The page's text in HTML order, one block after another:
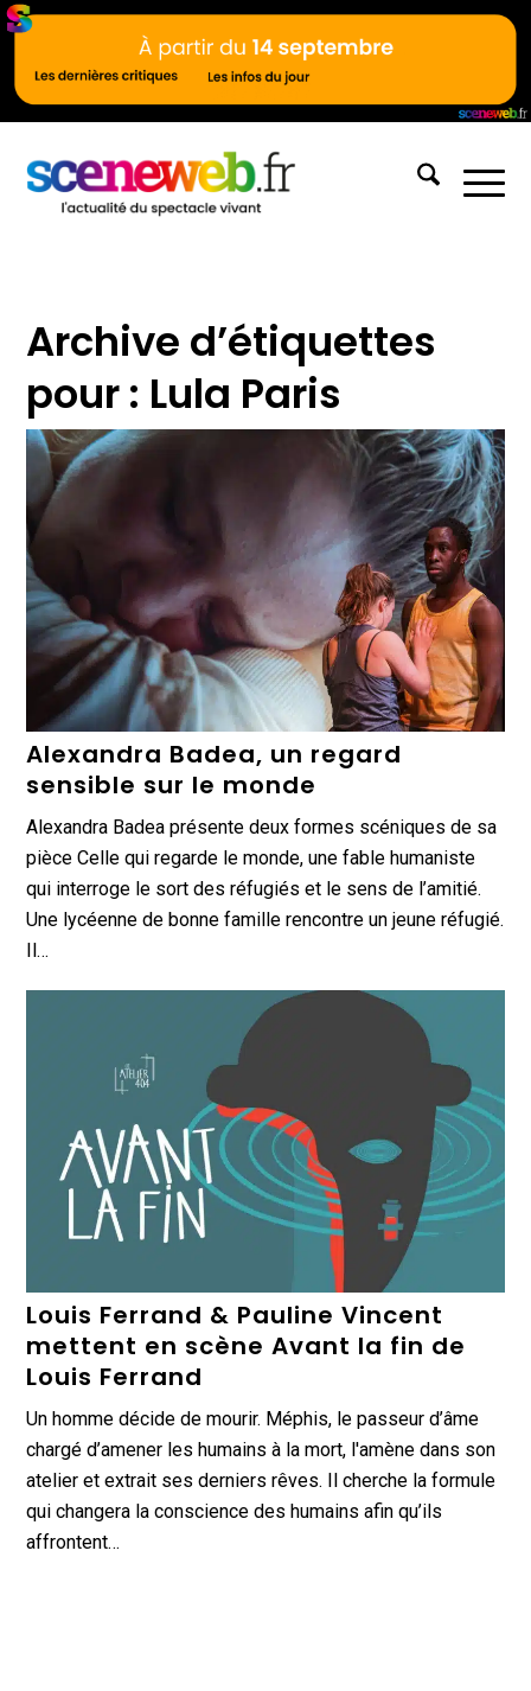
Archive d’étiquettes
pour : Lula Paris
Alexandra Badea, un regard
sensible sur le monde
Alexandra Badea présente deux formes scéniques de sa
pièce Celle qui regarde le monde, une fable humaniste
qui interroge le sort des réfugiés et le sens de l’amitié.
Une lycéenne de bonne famille rencontre un jeune réfugié.
Il…
Louis Ferrand & Pauline Vincent
mettent en scène Avant la fin de
Louis Ferrand
Un homme décide de mourir. Méphis, le passeur d’âme
chargé d’amener les humains à la mort, l'amène dans son
atelier et extrait ses derniers rêves. Il cherche la formule
qui changera la conscience des humains afin qu’ils
affrontent…